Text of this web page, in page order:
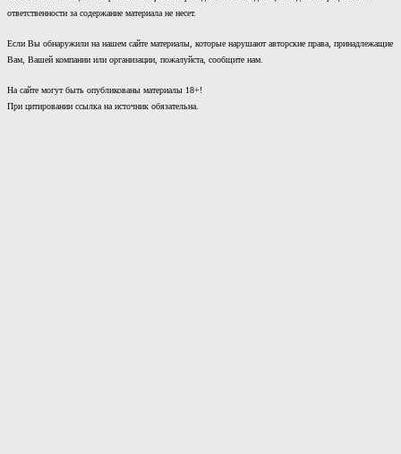
ответственности за содержание материала не несет.
Если Вы обнаружили на нашем сайте материалы, которые нарушают авторские права, принадлежащие
Вам, Вашей компании или организации, пожалуйста, сообщите нам.
На сайте могут быть опубликованы материалы 18+!
При цитировании ссылка на источник обязательна.